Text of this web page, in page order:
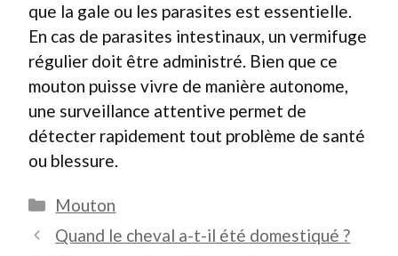
que la gale ou les parasites est essentielle.
En cas de parasites intestinaux, un vermifuge
régulier doit être administré. Bien que ce
mouton puisse vivre de manière autonome,
une surveillance attentive permet de
détecter rapidement tout problème de santé
ou blessure.
Catégories
Mouton
Quand le cheval a-t-il été domestiqué ?